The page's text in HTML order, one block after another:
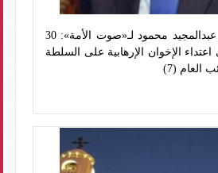
30 يونيو.. المستشار عبدالمجيد محمود لـ«صوت الأمة»: 30
الإخوان الإرهابية على السلطة
العام (7)